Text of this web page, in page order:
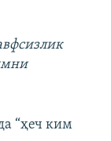
“ҳеч ким